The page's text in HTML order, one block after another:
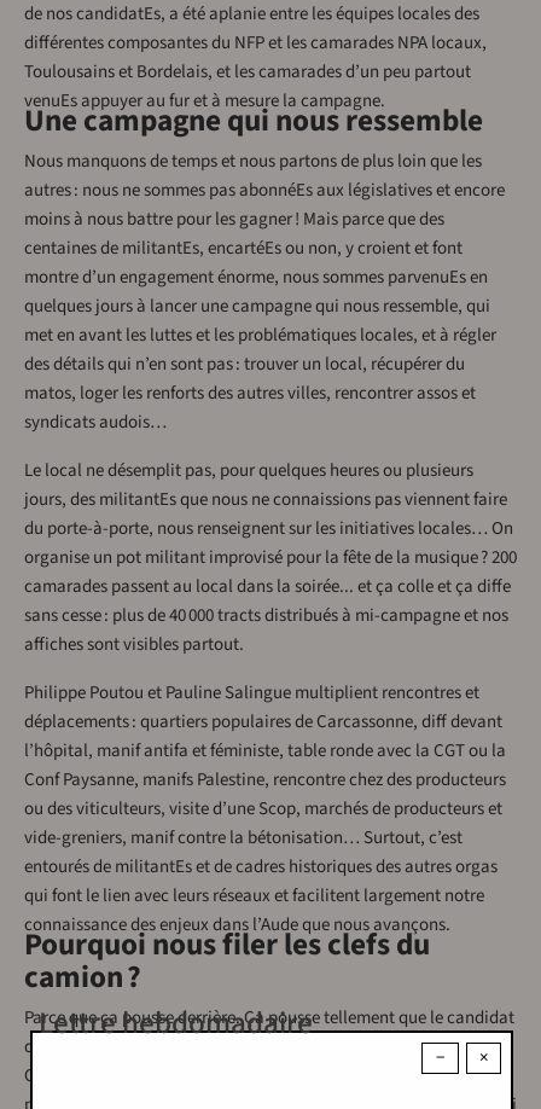
de nos candidatEs, a été aplanie entre les équipes locales des
différentes composantes du NFP et les camarades NPA locaux,
Toulousains et Bordelais, et les camarades d’un peu partout
venuEs appuyer au fur et à mesure la campagne.
Une campagne qui nous ressemble
Nous manquons de temps et nous partons de plus loin que les
autres : nous ne sommes pas abonnéEs aux législatives et encore
moins à nous battre pour les gagner ! Mais parce que des
centaines de militantEs, encartéEs ou non, y croient et font
montre d’un engagement énorme, nous sommes parvenuEs en
quelques jours à lancer une campagne qui nous ressemble, qui
met en avant les luttes et les problématiques locales, et à régler
des détails qui n’en sont pas : trouver un local, récupérer du
matos, loger les renforts des autres villes, rencontrer assos et
syndicats audois…
Le local ne désemplit pas, pour quelques heures ou plusieurs
jours, des militantEs que nous ne connaissions pas viennent faire
du porte-à-porte, nous renseignent sur les initiatives locales… On
organise un pot militant improvisé pour la fête de la musique ? 200
camarades passent au local dans la soirée... et ça colle et ça diffe
sans cesse : plus de 40 000 tracts distribués à mi-campagne et nos
affiches sont visibles partout.
Philippe Poutou et Pauline Salingue multiplient rencontres et
déplacements : quartiers populaires de Carcassonne, diff devant
l’hôpital, manif antifa et féministe, table ronde avec la CGT ou la
Conf Paysanne, manifs Palestine, rencontre chez des producteurs
ou des viticulteurs, visite d’une Scop, marchés de producteurs et
vide-greniers, manif contre la bétonisation… Surtout, c’est
entourés de militantEs et de cadres historiques des autres orgas
qui font le lien avec leurs réseaux et facilitent largement notre
connaissance des enjeux dans l’Aude que nous avançons.
Pourquoi nous filer les clefs du
camion ?
Parce que ça pousse derrière. Ça pousse tellement que le candidat
dissident, soutenu par Carole Delga, la patronne PS de la région
Occitanie, est de plus en plus isolé. La base pousse les appareils
×
−
Lettre hebdomadaire